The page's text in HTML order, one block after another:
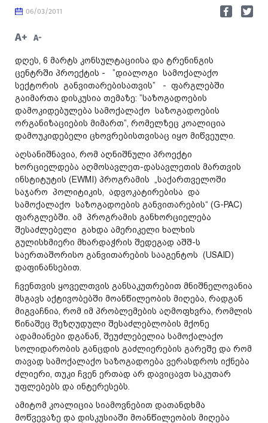
06/03/2011
A+ A-
დღეს, 6 მარტს კონსულტაციისა და ტრენინგის
ცენტრში პროექტის - ”დიალოგი სამოქალაქო
სექტორის განვითარებისათვის” - ფარგლებში
გაიმართა დისკუსია თემაზე: ”საზოგადოების
დამოკიდებულება სამოქალაქო საზოგადოების
ორგანიზაციების მიმართ”, რომელზეც კოალიცია
დამოუკიდებელი ცხოვრებისთვისაც იყო მიწვეული.
აღსანიშნავია, რომ აღნიშნული პროექტი
ხორციელდება აღმოსავლეთ-დასავლეთის მართვის
ინსტიტუტის (EWMI) პროგრამის „საქართველოში
საჯარო პოლიტიკის, ადვოკატირებისა და
სამოქალაქო საზოგადოების განვითარების“ (G-PAC)
ფარგლებში. ამ პროგრამის განხორციელება
შესაძლებელი გახდა ამერიკელი ხალხის
გულისხმიერი მხარდაჭრის შედეგად აშშ-ს
საერთაშორისო განვითარების სააგენტოს (USAID)
დაფინანსებით.
ჩვენთვის ყოველთვის განსაკუთრებით მნიშნელოვანია
მსგავს აქტივობებში მოანწილეობის მიღება, რადგან
მიგვაჩნია, რომ იმ პრობლემების აღმოფხვრა, რომლის
წინაშეც შეზღუდული შესაძლებლობის მქონე
ადამიანები დგანან, შეუძლებელია სამოქალაქო
სოლიდარობის განცდის გაძლიერების გარეშე და რომ
თავად სამოქალაქო საზოგადოება ვერასდროს იქნება
ძლიერი, თუკი ჩვენ ერთად არ დავიცავთ საკუთარ
უფლებებს და ინტერესებს.
ამიტომ კოალიცია სიამოვნებით დათანდხმა
მოწვევაზე და დისკუსიაში მოანწილეობის მიღება